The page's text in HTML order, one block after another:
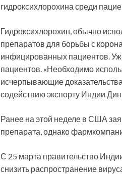
гидроксихлорохина среди
Гидроксихлорохин, обычно
препаратов для борьбы с
инфицированных пациентов.
пациентов. «Необходимо
исчерпывающие
содействию экспорту Индии
Ранее на этой неделе в США
препарата, однако
С 25 марта правительство
снизить распространение